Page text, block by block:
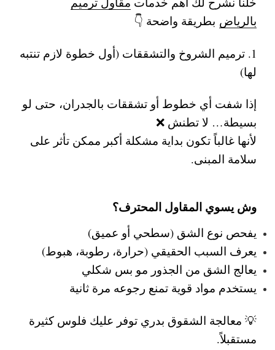
بالرياض بطريقة واضحة 👇
1. ترميم الشروخ والتشققات (أول خطوة لازم تنتبه
لها)
إذا شفت أي خطوط أو تشققات بالجدران، حتى لو
بسيطة… لا تطنش ❌
لأنها غالباً تكون بداية مشكلة أكبر ممكن تأثر على
سلامة المبنى.
وش يسوي المقاول المحترف؟
يفحص نوع الشق (سطحي أو عميق)
يعرف السبب الحقيقي (حرارة، رطوبة، هبوط)
يعالج الشق من الجذور مو بس شكلي
يستخدم مواد قوية تمنع رجوعه مرة ثانية
💡 معالجة الشقوق بدري توفر عليك فلوس كثيرة
مستقبلاً.